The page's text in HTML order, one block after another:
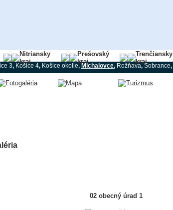
Nitriansky
kraj
Prešovský
kraj
Trenčiansky
kraj
3, Košice 4, Košice okolie,Michalovce, Rožňava,Sobrance,
02 obecný úrad 1